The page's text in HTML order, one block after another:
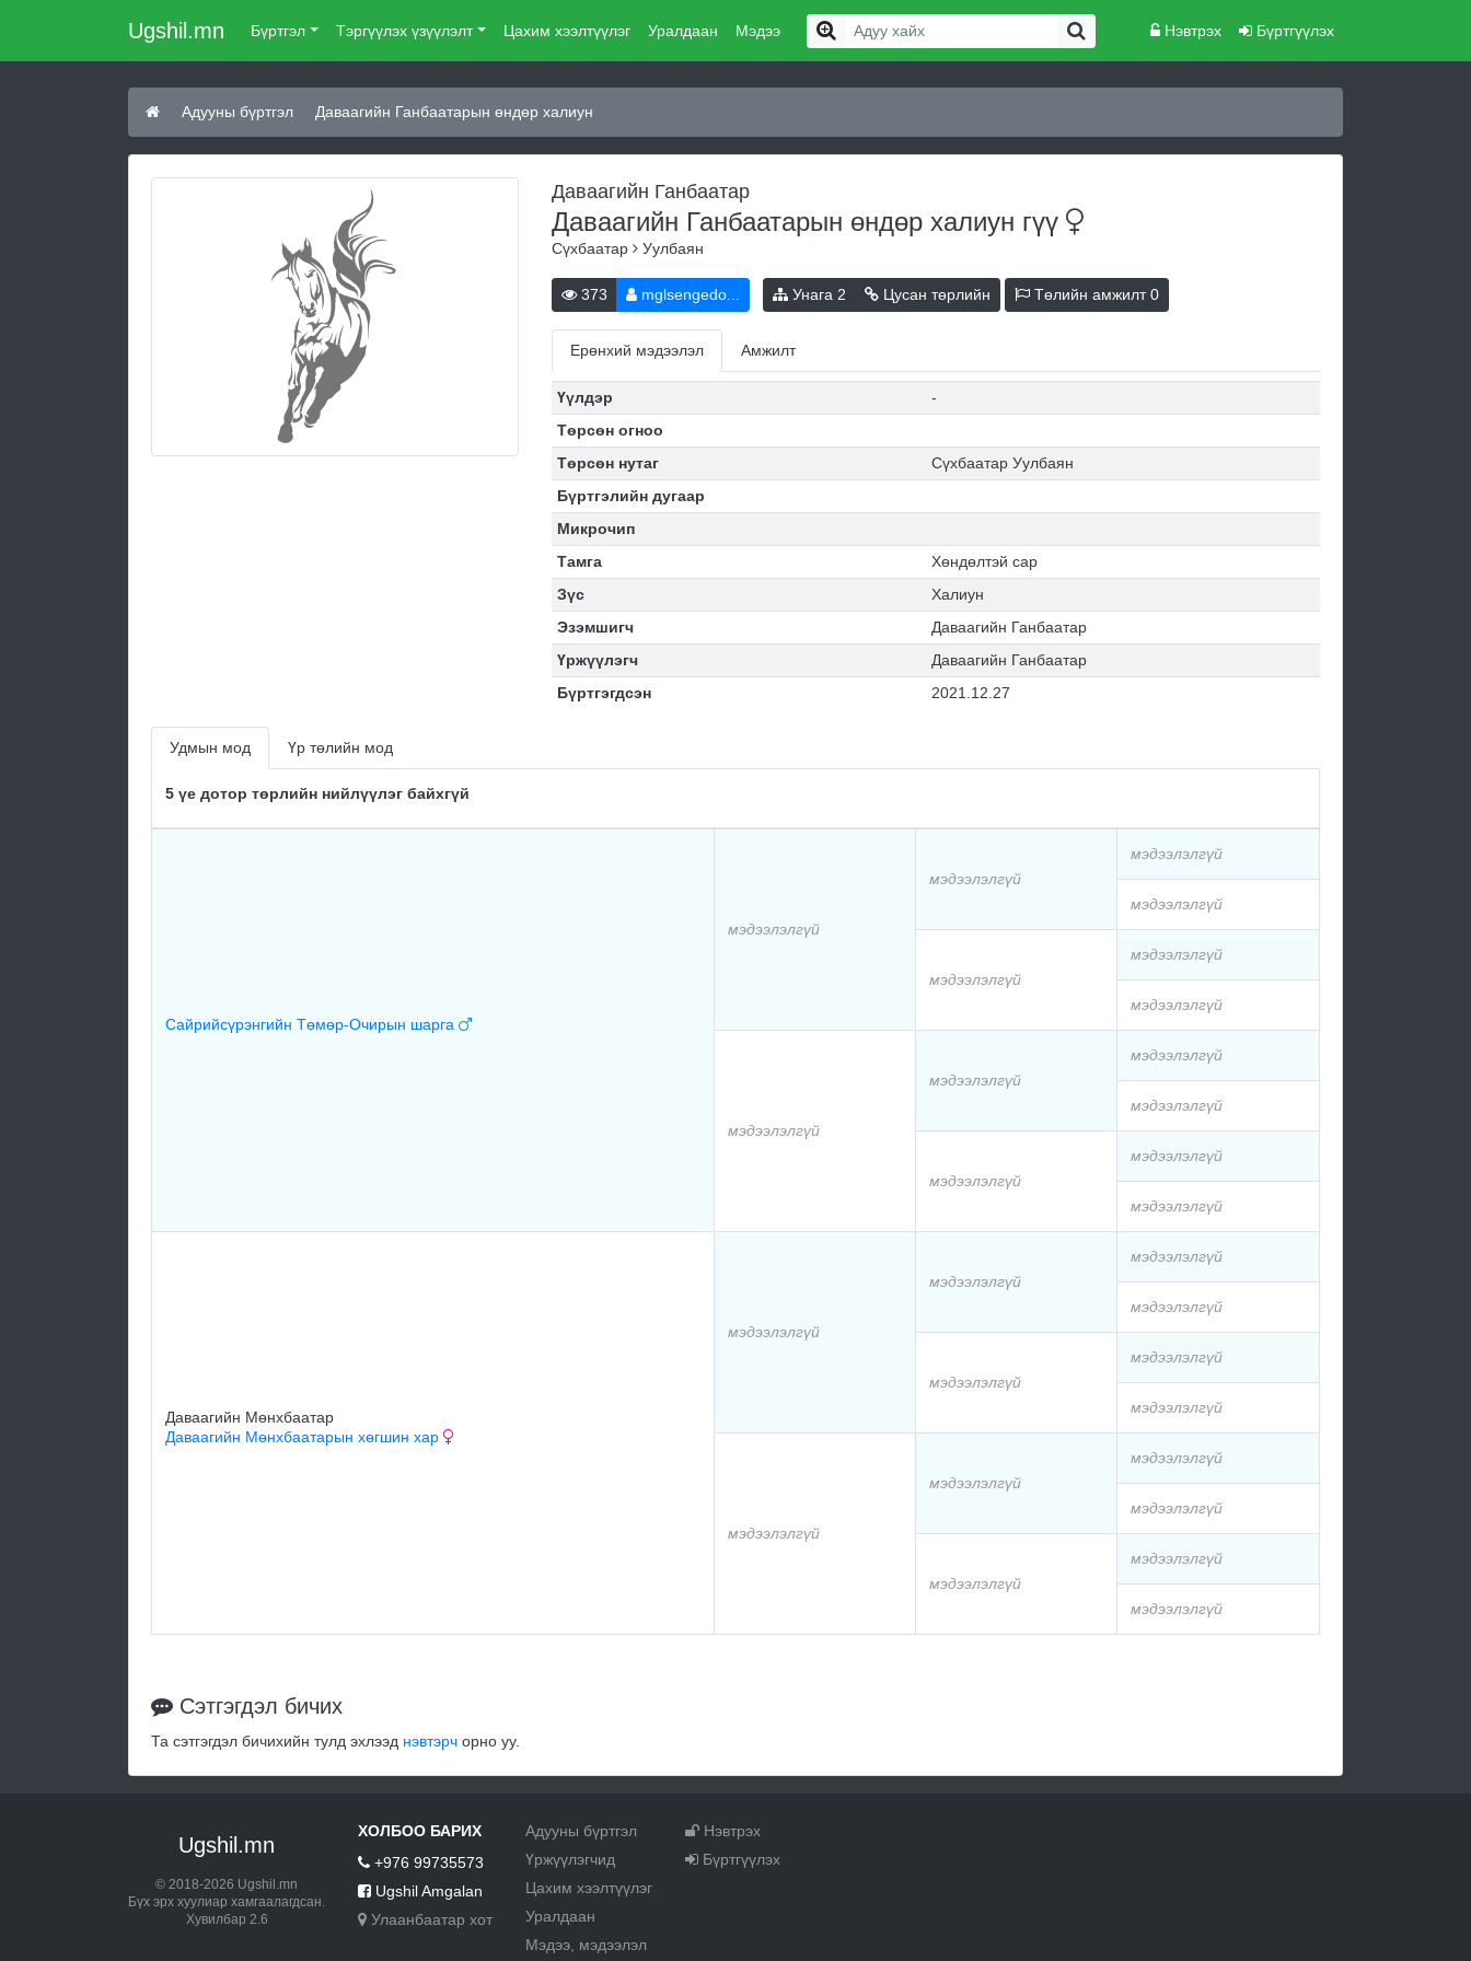
Ugshil.mn Бүртгэл Тэргүүлэх үзүүлэлт Цахим хээлтүүлэг Уралдаан Мэдээ Нэвтрэх Бүртгүүлэх
Адууны бүртгэл Даваагийн Ганбаатарын өндөр халиун
Даваагийн Ганбаатар
Даваагийн Ганбаатарын өндөр халиун гүү
Сүхбаатар Уулбаян
373 mglsengedo... Унага 2 Цусан төрлийн Төлийн амжилт0
Ерөнхий мэдээлэл Амжилт
Үүлдэр
-
Төрсөн огноо
Төрсөн нутаг
Сүхбаатар Уулбаян
Бүртгэлийн дугаар
Микрочип
Тамга
Хөндөлтэй сар
Зүс
Халиун
Эзэмшигч
Даваагийн Ганбаатар
Үржүүлэгч
Даваагийн Ганбаатар
Бүртгэгдсэн
2021.12.27
Удмын мод Үр төлийн мод
5 үе дотор төрлийн нийлүүлэг байхгүй
Сайрийсүрэнгийн Төмөр-Очирын шарга
мэдээлэлгүй
мэдээлэлгүй
мэдээлэлгүй
мэдээлэлгүй
мэдээлэлгүй
мэдээлэлгүй
мэдээлэлгүй
мэдээлэлгүй
мэдээлэлгүй
мэдээлэлгүй
мэдээлэлгүй
мэдээлэлгүй
мэдээлэлгүй
мэдээлэлгүй
Даваагийн Мөнхбаатар
Даваагийн Мөнхбаатарын хөгшин хар
мэдээлэлгүй
мэдээлэлгүй
мэдээлэлгүй
мэдээлэлгүй
мэдээлэлгүй
мэдээлэлгүй
мэдээлэлгүй
мэдээлэлгүй
мэдээлэлгүй
мэдээлэлгүй
мэдээлэлгүй
мэдээлэлгүй
мэдээлэлгүй
мэдээлэлгүй
Сэтгэгдэл бичих
Та сэтгэгдэл бичихийн тулд эхлээд нэвтэрч орно уу.
Ugshil.mn
© 2018-2026 Ugshil.mn
Бүх эрх хуулиар хамгаалагдсан.
Хувилбар 2.6
ХОЛБОО БАРИХ
+976 99735573
Ugshil Amgalan
Улаанбаатар хот
Адууны бүртгэл
Үржүүлэгчид
Цахим хээлтүүлэг
Уралдаан
Мэдээ, мэдээлэл
Нэвтрэх
Бүртгүүлэх